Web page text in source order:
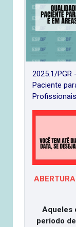
2025.1/PGR
Paciente
Aqueles
período